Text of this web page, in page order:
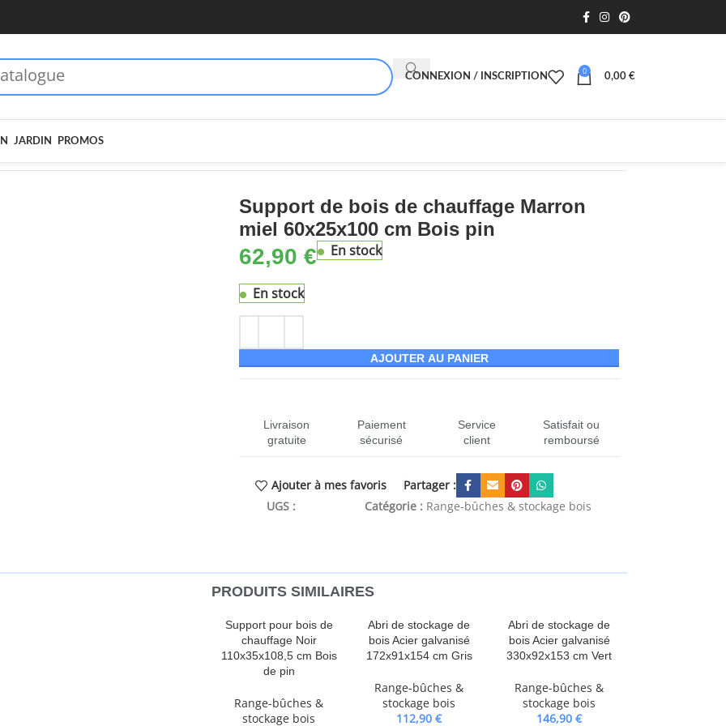
CONNEXION / INSCRIPTION
0
0,00 €
JARDIN PROMOS
Support de bois de chauffage Marron
miel 60x25x100 cm Bois pin
62,90€ En stock
En stock
AJOUTER AU PANIER
Livraison
gratuite
Paiement
sécurisé
Service
client
Satisfait ou
remboursé
Ajouter à mes favoris
Partager :
UGS :
Catégorie : Range-bûches & stockage bois
PRODUITS SIMILAIRES
Support pour bois de
chauffage Noir
110x35x108,5 cm Bois
de pin
Range-bûches &
stockage bois
Abri de stockage de
bois Acier galvanisé
172x91x154 cm Gris
Range-bûches &
stockage bois
112,90€
Abri de stockage de
bois Acier galvanisé
330x92x153 cm Vert
Range-bûches &
stockage bois
146,90€
70€ - MOIEN10